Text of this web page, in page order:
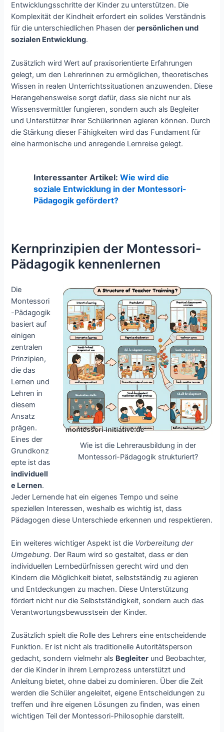
Entwicklungsschritte der Kinder zu unterstützen. Die
Komplexität der Kindheit erfordert ein solides Verständnis
für die unterschiedlichen Phasen derpersönlichen und
sozialen Entwicklung.
Zusätzlich wird Wert auf praxisorientierte Erfahrungen
gelegt, um den Lehrerinnen zu ermöglichen, theoretisches
Wissen in realen Unterrichtssituationen anzuwenden. Diese
Herangehensweise sorgt dafür, dass sie nicht nur als
Wissensvermittler fungieren, sondern auch als Begleiter
und Unterstützer ihrer Schülerinnen agieren können. Durch
die Stärkung dieser Fähigkeiten wird das Fundament für
eine harmonische und anregende Lernreise gelegt.
Interessanter Artikel: Wie wird die
soziale Entwicklung in der Montessori-
Pädagogik gefördert?
Kernprinzipien der Montessori-
Pädagogik kennenlernen
Wie ist die Lehrerausbildung in der
Montessori-Pädagogik strukturiert?
Die
Montessori
-Pädagogik
basiert auf
einigen
zentralen
Prinzipien,
die das
Lernen und
Lehren in
diesem
Ansatz
prägen.
Eines der
Grundkonz
epte ist das
individuell
e Lernen.
Jeder Lernende hat ein eigenes Tempo und seine
speziellen Interessen, weshalb es wichtig ist, dass
Pädagogen diese Unterschiede erkennen und respektieren.
Ein weiteres wichtiger Aspekt ist die Vorbereitung der
Umgebung. Der Raum wird so gestaltet, dass er den
individuellen Lernbedürfnissen gerecht wird und den
Kindern die Möglichkeit bietet, selbstständig zu agieren
und Entdeckungen zu machen. Diese Unterstützung
fördert nicht nur die Selbstständigkeit, sondern auch das
Verantwortungsbewusstsein der Kinder.
Zusätzlich spielt die Rolle des Lehrers eine entscheidende
Funktion. Er ist nicht als traditionelle Autoritätsperson
gedacht, sondern vielmehr als Begleiter und Beobachter,
der die Kinder in ihrem Lernprozess unterstützt und
Anleitung bietet, ohne dabei zu dominieren. Über die Zeit
werden die Schüler angeleitet, eigene Entscheidungen zu
treffen und ihre eigenen Lösungen zu finden, was einen
wichtigen Teil der Montessori-Philosophie darstellt.